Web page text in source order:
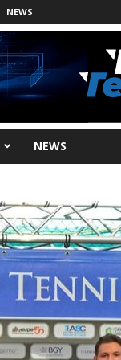
NEWS
NEWS